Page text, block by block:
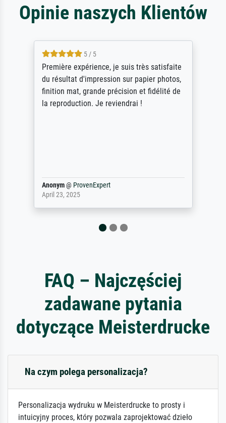
Opinie naszych Klientów
je suis très satisfaite
d'impression sur papier photos,
grande précision et fidélité de
Je reviendrai !
ik beoordeel
Door de
scrollen is
FAQ – Najczęściej
zadawane pytania
dotyczące Meisterdrucke
Na czym polega personalizacja?
Personalizacja wydruku w Meisterdrucke to prosty i
intuicyjny proces, który pozwala zaprojektować dzieło